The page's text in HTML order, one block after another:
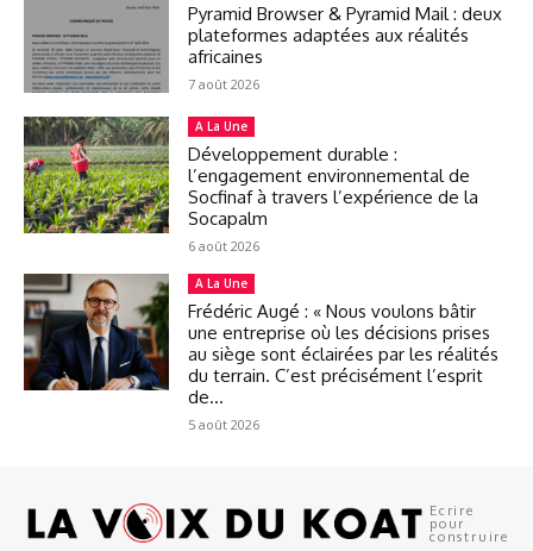
Pyramid Browser & Pyramid Mail : deux
plateformes adaptées aux réalités
africaines
7 août 2026
A La Une
Développement durable :
l’engagement environnemental de
Socfinaf à travers l’expérience de la
Socapalm
6 août 2026
A La Une
Frédéric Augé : « Nous voulons bâtir
une entreprise où les décisions prises
au siège sont éclairées par les réalités
du terrain. C’est précisément l’esprit
de...
5 août 2026
Ecrire
pour
construire